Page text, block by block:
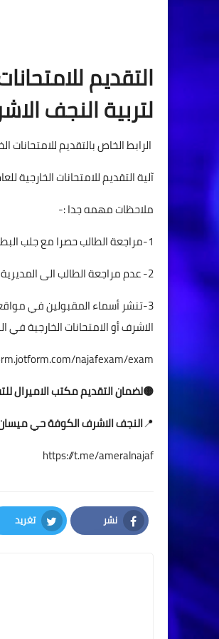
التقديم للامتحانات
لتربية النجف
الرابط الخاص بالتقديم للامتحانات الخارجية للعام الدراسي 2025-2026 في
آلية التقديم للامتحانات الخارجية للعام
ملاحظات مهمه جدا :-
1-مراجعة الطالب حصرا مع جلب البطاقة الوطنية لغرض البصمة .
2- عدم مراجعة الطالب الى المديرية العامة للتربية في محافظة النجف الاشرف ولأي سبب يذكر .
3-تنشر أسماء المقبولين في
الاشرف أو الامتحانات الخارجية في
najafexam/exam
🟡لضمان التقديممكتب الاميرال
📍النجف الاشرف الكوفة حي
https://t.me/ameralnajaf
نشر
Facebook
تغريد
Twitter